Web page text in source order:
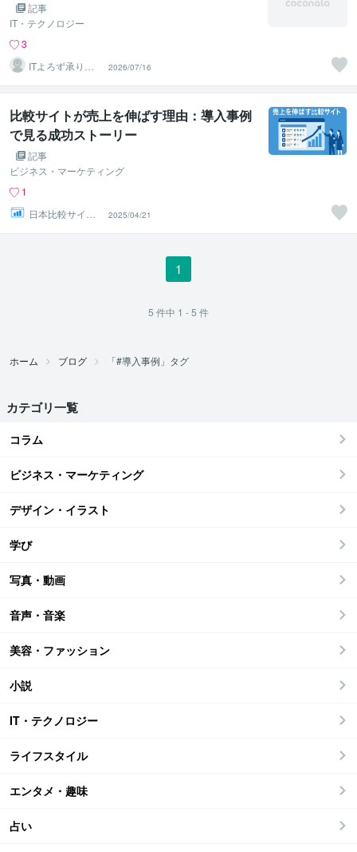
記事
IT・テクノロジー
3
ITよろず承りま
す。HKRです
2026/07/16
比較サイトが売上を伸ばす理由：導入事例
で見る成功ストーリー
記事
ビジネス・マーケティング
1
日本比較サイト
制作合同会社
2025/04/21
1
5 件中 1 - 5 件
ホーム ブログ 「#導入事例」タグ
カテゴリ一覧
コラム
ビジネス・マーケティング
デザイン・イラスト
学び
写真・動画
音声・音楽
美容・ファッション
小説
IT・テクノロジー
ライフスタイル
エンタメ・趣味
占い